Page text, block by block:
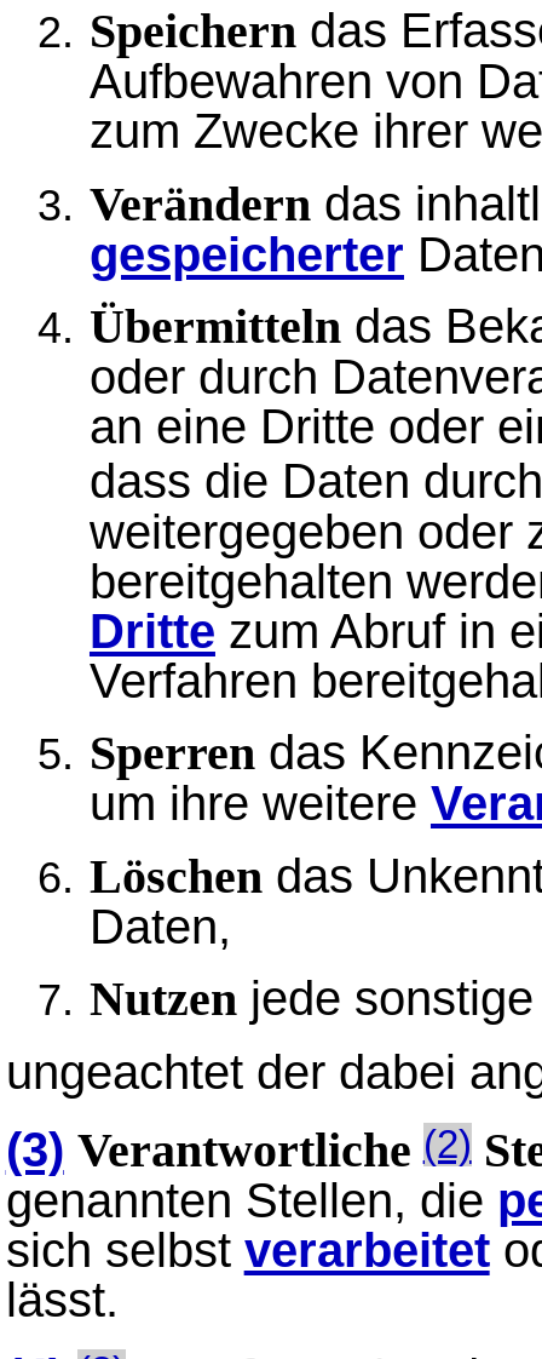
Speicherndas
Aufbewahren von
zum Zwecke ihrer
Veränderndas
gespeicherter
Übermittelndas
oder durch
an eine Dritte oder
dass die Daten
weitergegeben oder
bereitgehalten
Dritte zum Abruf in
Verfahren
Sperrendas
um ihre weitere
Löschendas
Daten,
Nutzenjede sonstige
ungeachtet der dabei
(3) Verantwortliche(2)
genannten Stellen, die
sich selbst verarbeitet
lässt.